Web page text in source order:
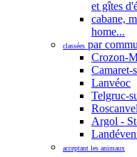
et gîtes
cabane,
home...
classées par
Crozon-
Camaret-
Lanvéoc
Telgruc-
Roscanvel
Argol -
acceptant les animaux